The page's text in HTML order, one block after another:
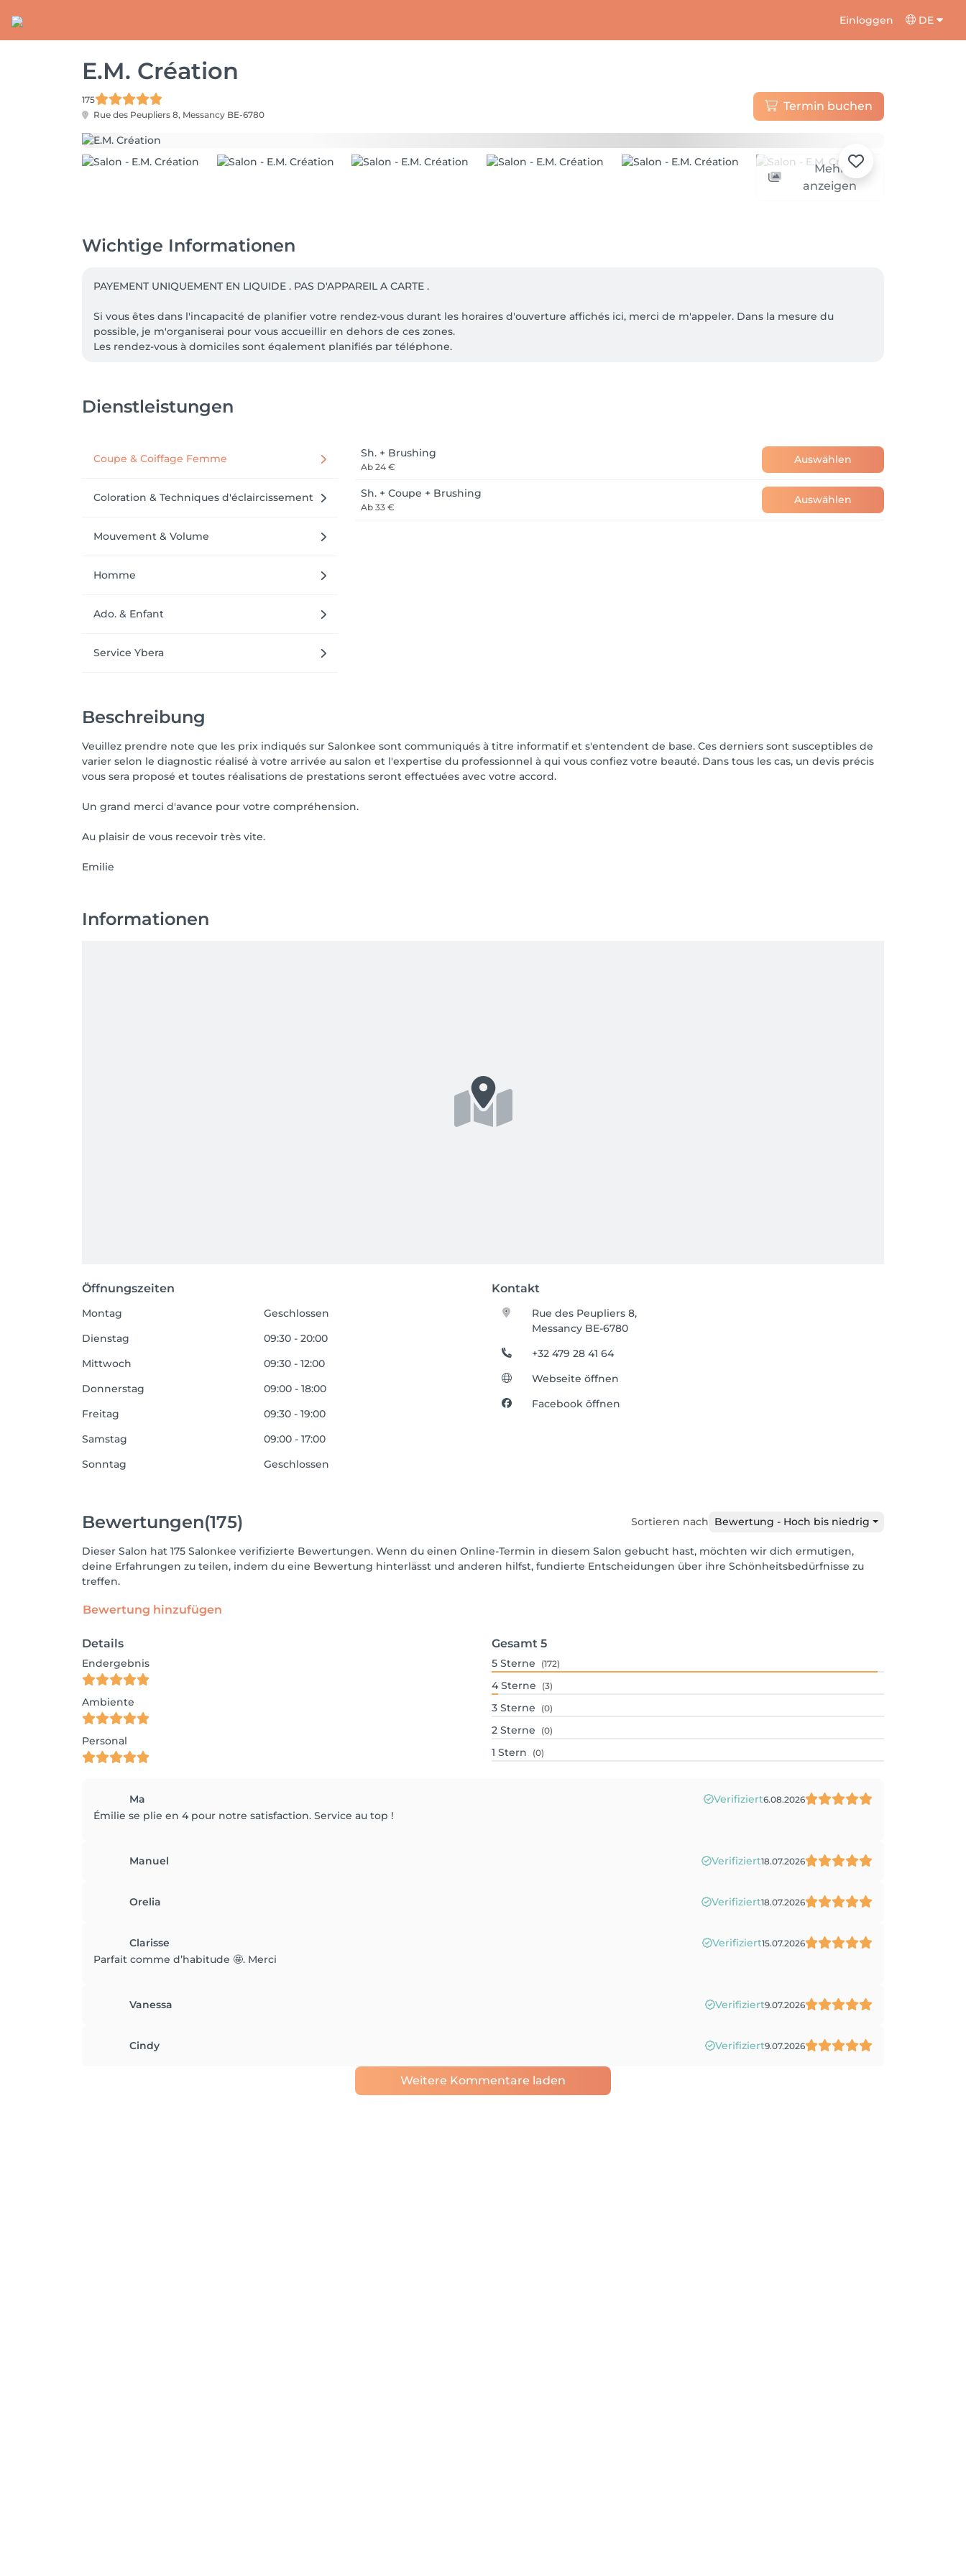
Einloggen DE
E.M. Création
175
Rue des Peupliers 8, Messancy BE-6780
Termin buchen
Mehr
anzeigen
Wichtige Informationen
PAYEMENT UNIQUEMENT EN LIQUIDE . PAS D'APPAREIL A CARTE .
Si vous êtes dans l'incapacité de planifier votre rendez-vous durant les horaires d'ouverture affichés ici, merci de m'appeler. Dans la mesure du
possible, je m'organiserai pour vous accueillir en dehors de ces zones.
Les rendez-vous à domiciles sont également planifiés par téléphone.
Dienstleistungen
Coupe & Coiffage Femme
Coloration & Techniques d'éclaircissement
Mouvement & Volume
Homme
Ado. & Enfant
Service Ybera
Sh. + Brushing
Ab 24 €
Auswählen
Sh. + Coupe + Brushing
Ab 33 €
Auswählen
Beschreibung
Veuillez prendre note que les prix indiqués sur Salonkee sont communiqués à titre informatif et s'entendent de base. Ces derniers sont susceptibles de
varier selon le diagnostic réalisé à votre arrivée au salon et l'expertise du professionnel à qui vous confiez votre beauté. Dans tous les cas, un devis précis
vous sera proposé et toutes réalisations de prestations seront effectuées avec votre accord.
Un grand merci d'avance pour votre compréhension.
Au plaisir de vous recevoir très vite.
Emilie
Informationen
Öffnungszeiten Kontakt
Montag
Geschlossen
Dienstag
09:30 - 20:00
Mittwoch
09:30 - 12:00
Donnerstag
09:00 - 18:00
Freitag
09:30 - 19:00
Samstag
09:00 - 17:00
Sonntag
Geschlossen
Rue des Peupliers 8,
Messancy BE-6780
+32 479 28 41 64
Webseite öffnen
Facebook öffnen
Bewertungen(175) Sortieren nach Bewertung - Hoch bis niedrig
Dieser Salon hat 175 Salonkee verifizierte Bewertungen. Wenn du einen Online-Termin in diesem Salon gebucht hast, möchten wir dich ermutigen,
deine Erfahrungen zu teilen, indem du eine Bewertung hinterlässt und anderen hilfst, fundierte Entscheidungen über ihre Schönheitsbedürfnisse zu
treffen.
Bewertung hinzufügen
Details
Endergebnis
Ambiente
Personal
Gesamt 5
5 Sterne (172)
4 Sterne (3)
3 Sterne (0)
2 Sterne (0)
1 Stern (0)
Ma Verifiziert6.08.2026
Émilie se plie en 4 pour notre satisfaction. Service au top !
Manuel Verifiziert18.07.2026
Orelia Verifiziert18.07.2026
Clarisse Verifiziert15.07.2026
Parfait comme d’habitude 🤩. Merci
Vanessa Verifiziert9.07.2026
Cindy Verifiziert9.07.2026
Weitere Kommentare laden